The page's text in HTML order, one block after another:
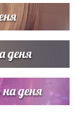
деня
деня